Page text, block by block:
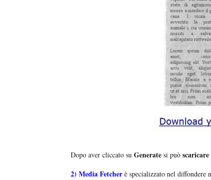
Dopo aver cliccato su Generate si può
2) Media Fetcher è specializzato nel diffondere